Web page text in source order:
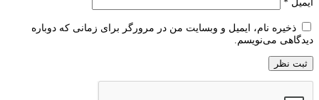
ایمیل *
ذخیره نام، ایمیل و وبسایت من در مرورگر برای زمانی که دوباره
دیدگاهی می‌نویسم.